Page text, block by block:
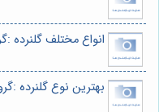
انواع مختلف گلنرده
بهترین نوع گلنرده